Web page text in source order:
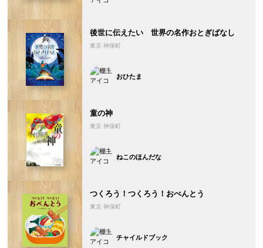
後世に伝えたい 世界の名作おとぎばなし
東京 神保町
おひたま
童の神
東京 神保町
ねこのほんだな
つくろう！つくろう！おべんとう
東京 神保町
チャイルドブック